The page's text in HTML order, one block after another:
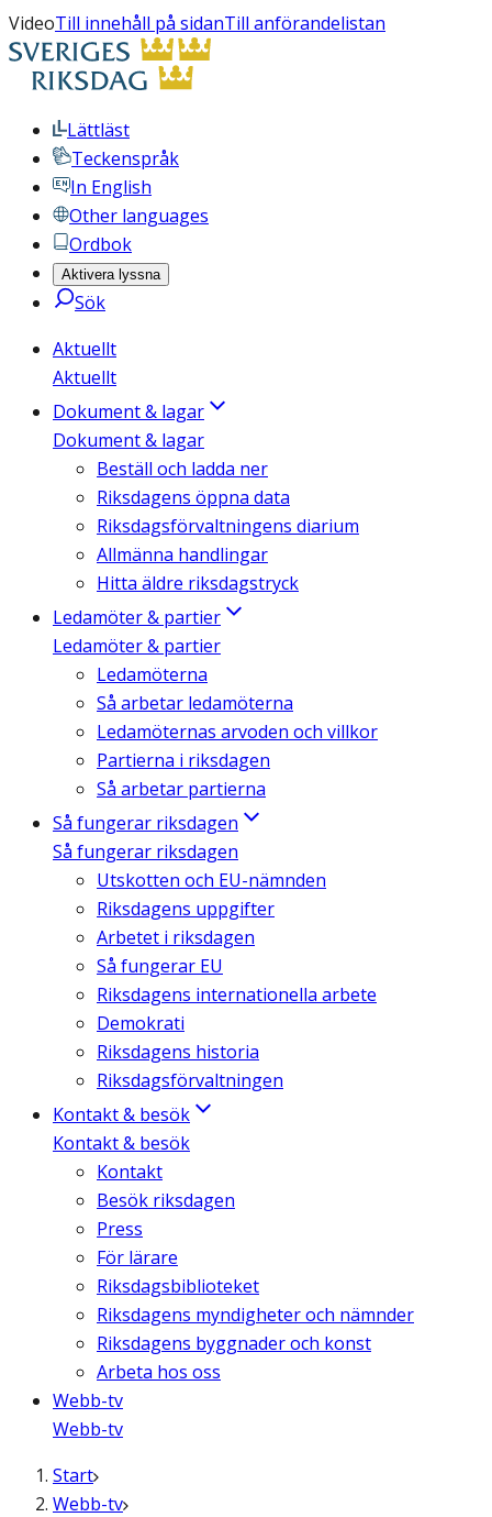
VideoTill innehåll på sidanTill anförandelistan
Lättläst
Teckenspråk
In English
Other languages
Ordbok
Aktivera lyssna
Sök
Aktuellt
Aktuellt
Dokument & lagar
Dokument & lagar
Beställ och ladda ner
Riksdagens öppna data
Riksdagsförvaltningens diarium
Allmänna handlingar
Hitta äldre riksdagstryck
Ledamöter & partier
Ledamöter & partier
Ledamöterna
Så arbetar ledamöterna
Ledamöternas arvoden och villkor
Partierna i riksdagen
Så arbetar partierna
Så fungerar riksdagen
Så fungerar riksdagen
Utskotten och EU-nämnden
Riksdagens uppgifter
Arbetet i riksdagen
Så fungerar EU
Riksdagens internationella arbete
Demokrati
Riksdagens historia
Riksdagsförvaltningen
Kontakt & besök
Kontakt & besök
Kontakt
Besök riksdagen
Press
För lärare
Riksdagsbiblioteket
Riksdagens myndigheter och nämnder
Riksdagens byggnader och konst
Arbeta hos oss
Webb-tv
Webb-tv
Start
Webb-tv